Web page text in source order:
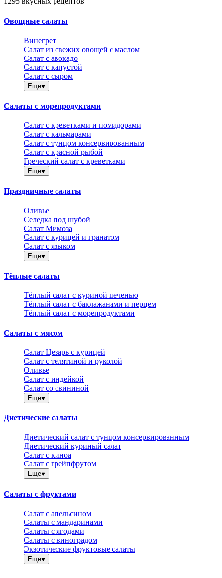
Овощные салаты
Винегрет
Салат из свежих овощей с маслом
Салат с авокадо
Салат с капустой
Салат с сыром
Еще
Салаты с морепродуктами
Салат с креветками и помидорами
Салат с кальмарами
Салат с тунцом консервированным
Салат с красной рыбой
Греческий салат с креветками
Еще
Праздничные салаты
Оливье
Селедка под шубой
Салат Мимоза
Салат с курицей и гранатом
Салат с языком
Еще
Тёплые салаты
Тёплый салат с куриной печенью
Тёплый салат с баклажанами и перцем
Тёплый салат с морепродуктами
Салаты с мясом
Салат Цезарь с курицей
Салат с телятиной и руколой
Оливье
Салат с индейкой
Салат со свининой
Еще
Диетические салаты
Диетический салат с тунцом консервированным
Диетический куриный салат
Салат с киноа
Салат с грейпфрутом
Еще
Салаты с фруктами
Салат с апельсином
Салаты с мандаринами
Салаты с ягодами
Салаты с виноградом
Экзотические фруктовые салаты
Еще